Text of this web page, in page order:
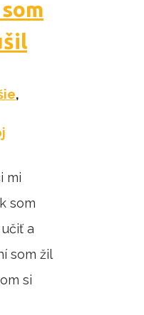
,
mi
som
a
som žil
si